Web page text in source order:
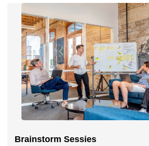
Brainstorm Sessies